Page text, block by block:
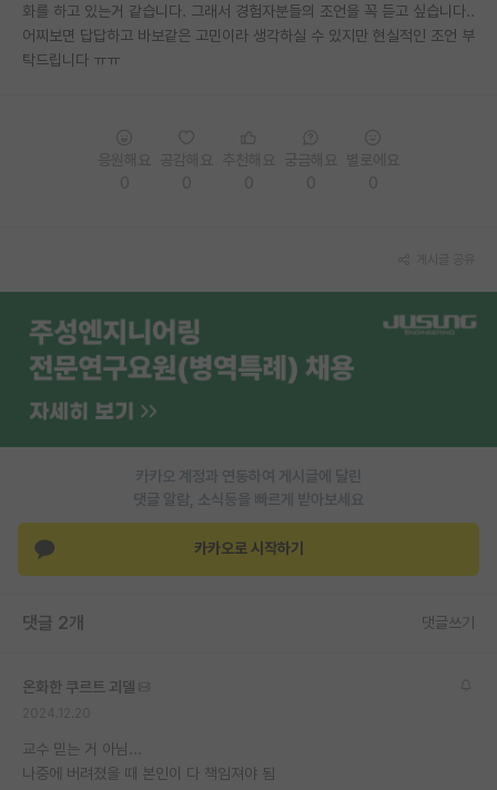
홍보 게시판
커리어
화를 하고 있는거 같습니다. 그래서 경험자분들의 조언을 꼭 듣고 싶습니다..
어찌보면 답답하고 바보같은 고민이라 생각하실 수 있지만 현실적인 조언 부
탁드립니다 ㅠㅠ
카카오 계정과 연동하여 게시글에 달린
댓글 알람, 소식등을 빠르게 받아보세요
카카오로 시작하기
댓글 2개 댓글쓰기
온화한 쿠르트 괴델
교수 믿는 거 아님...
나중에 버려졌을 때 본인이 다 책임져야 됨